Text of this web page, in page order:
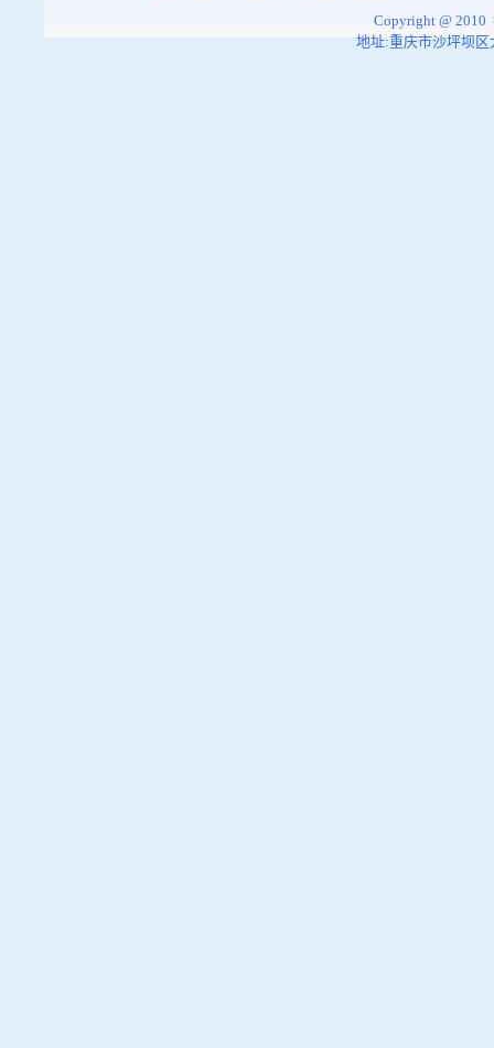
Copyright @
地址:重庆市沙坪坝